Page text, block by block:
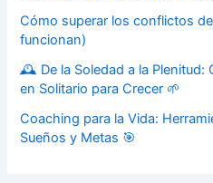
Cómo superar los conflictos
funcionan)
🕰️ De la Soledad a la Plenitud:
en Solitario para Crecer 🌱
Coaching para la Vida:
Sueños y Metas 🎯